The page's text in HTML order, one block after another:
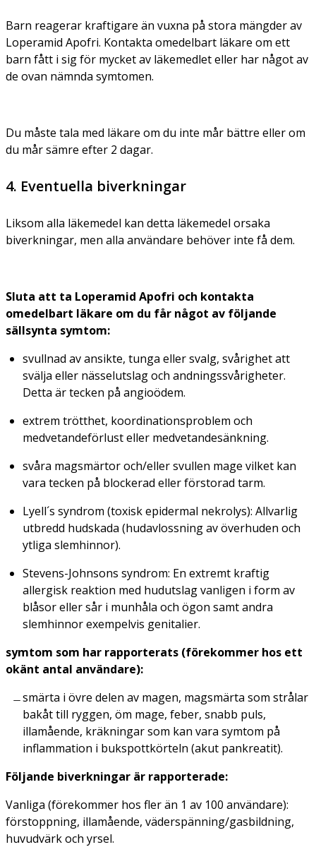
Barn reagerar kraftigare än vuxna på stora mängder av
Loperamid Apofri. Kontakta omedelbart läkare om ett
barn fått i sig för mycket av läkemedlet eller har något av
de ovan nämnda symtomen.
Du måste tala med läkare om du inte mår bättre eller om
du mår sämre efter 2 dagar.
4. Eventuella biverkningar
Liksom alla läkemedel kan detta läkemedel orsaka
biverkningar, men alla användare behöver inte få dem.
Sluta att ta Loperamid Apofri och kontakta
omedelbart läkare om du får något av följande
sällsynta symtom:
svullnad av ansikte, tunga eller svalg, svårighet att
svälja eller nässelutslag och andningssvårigheter.
Detta är tecken på angioödem.
extrem trötthet, koordinationsproblem och
medvetandeförlust eller medvetandesänkning.
svåra magsmärtor och/eller svullen mage vilket kan
vara tecken på blockerad eller förstorad tarm.
Lyell´s syndrom (toxisk epidermal nekrolys): Allvarlig
utbredd hudskada (hudavlossning av överhuden och
ytliga slemhinnor).
Stevens-Johnsons syndrom: En extremt kraftig
allergisk reaktion med hudutslag vanligen i form av
blåsor eller sår i munhåla och ögon samt andra
slemhinnor exempelvis genitalier.
symtom som har rapporterats (förekommer hos ett
okänt antal användare):
smärta i övre delen av magen, magsmärta som strålar
bakåt till ryggen, öm mage, feber, snabb puls,
illamående, kräkningar som kan vara symtom på
inflammation i bukspottkörteln (akut pankreatit).
Följande biverkningar är rapporterade:
Vanliga (förekommer hos fler än 1 av 100 användare):
förstoppning, illamående, väderspänning/gasbildning,
huvudvärk och yrsel.